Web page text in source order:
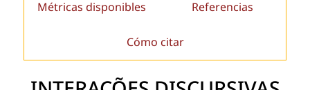
Métricas disponibles Referencias
Cómo citar